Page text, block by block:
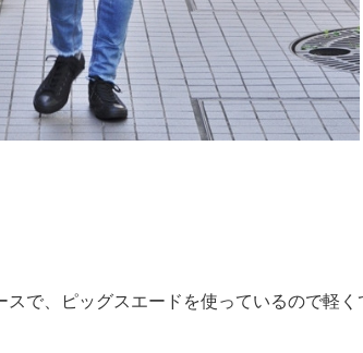
スで、ピッグスエードを使っているので軽く